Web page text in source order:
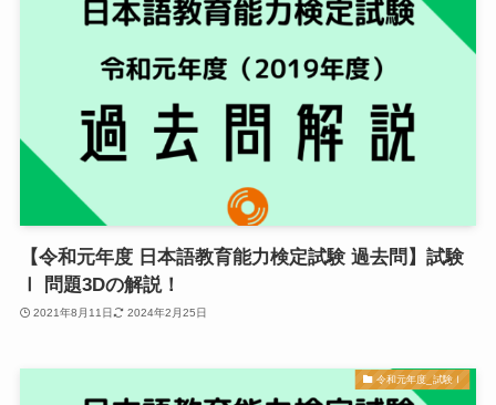
【令和元年度 日本語教育能力検定試験 過去問】試験
Ⅰ 問題3Dの解説！
2021年8月11日 2024年2月25日
令和元年度_試験Ⅰ